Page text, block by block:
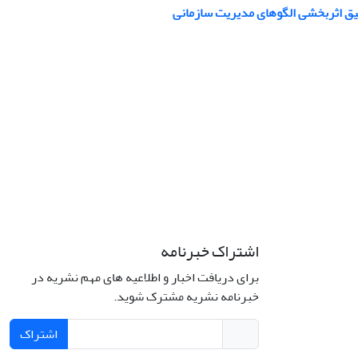
اثربخشی الگوهای مدیریت سازمانی
اشتراک خبرنامه
برای دریافت اخبار و اطلاعیه های مهم نشریه در
خبرنامه نشریه مشترک شوید.
اشتراک